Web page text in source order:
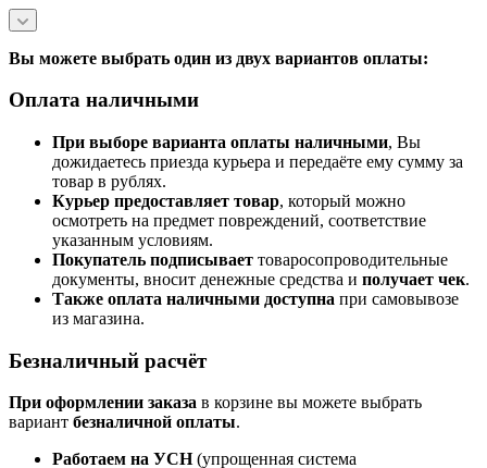
Вы можете выбрать один из двух вариантов оплаты:
Оплата наличными
При выборе варианта оплаты наличными, Вы
дожидаетесь приезда курьера и передаёте ему сумму за
товар в рублях.
Курьер предоставляет товар, который можно
осмотреть на предмет повреждений, соответствие
указанным условиям.
Покупатель подписывает товаросопроводительные
документы, вносит денежные средства и получает чек.
Также оплата наличными доступна при самовывозе
из магазина.
Безналичный расчёт
При оформлении заказа в корзине вы можете выбрать
вариант безналичной оплаты.
Работаем на УСН(упрощенная система